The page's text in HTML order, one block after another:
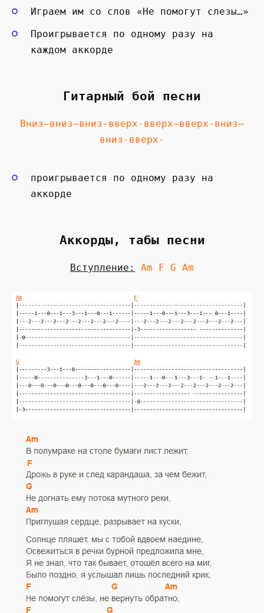
Играем им со слов «Не помогут слезы…»
Проигрывается по одному разу на
каждом аккорде
Гитарный бой песни
Вниз—вниз—вниз-вверх-вверх—вверх-вниз—
вниз-вверх-
проигрывается по одному разу на
аккорде
Аккорды, табы песни
Вступление: Am F G Am